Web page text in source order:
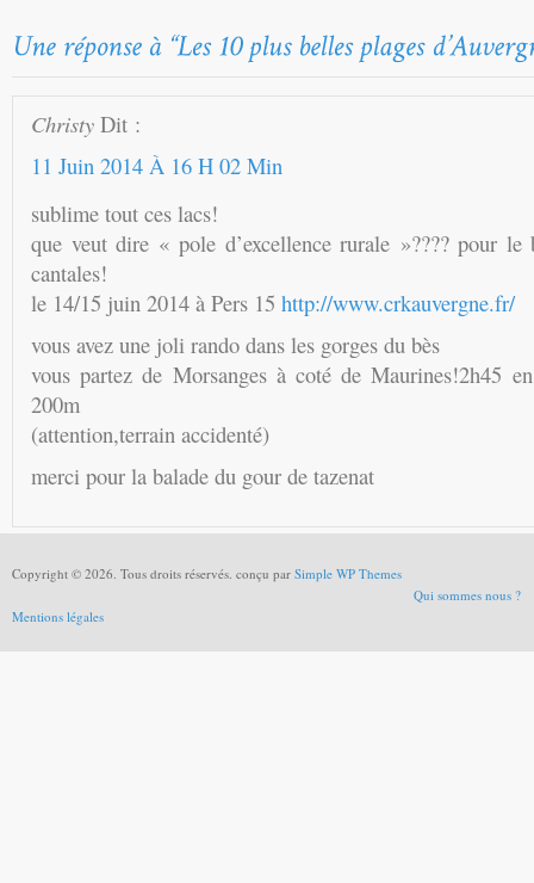
Christy Dit :
11 Juin 2014 À 16 H 02 Min
sublime tout ces lacs!
que veut dire « pole d’excellence rurale »???? pour le
cantales!
le 14/15 juin 2014 à Pers 15 http://www.crkauvergne.fr/
vous avez une joli rando dans les gorges du bès
vous partez de Morsanges à coté de Maurines!2h45
200m
(attention,terrain accidenté)
merci pour la balade du gour de tazenat
Copyright © 2026. Tous droits réservés. conçu par Simple WP Themes
Qui sommes nous ?
Mentions légales